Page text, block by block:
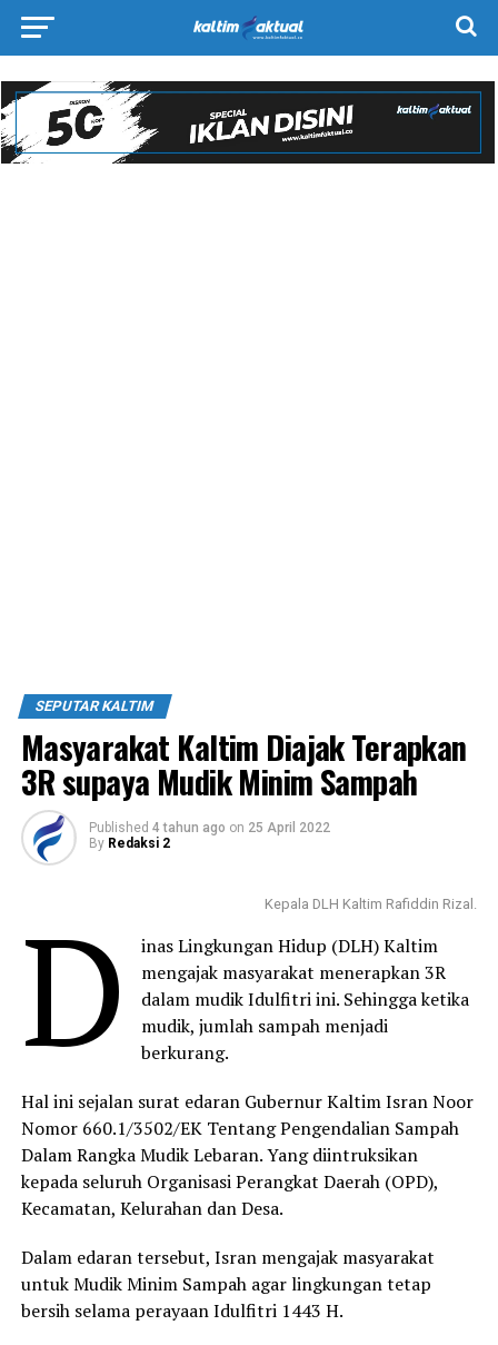
SEPUTAR KALTIM
Masyarakat Kaltim Diajak Terapkan
3R supaya Mudik Minim Sampah
Published 4 tahun ago on 25 April 2022
By Redaksi 2
Kepala DLH Kaltim Rafiddin Rizal.
D
inas Lingkungan Hidup (DLH) Kaltim
mengajak masyarakat menerapkan 3R
dalam mudik Idulfitri ini. Sehingga ketika
mudik, jumlah sampah menjadi
berkurang.
Hal ini sejalan surat edaran Gubernur Kaltim Isran Noor
Nomor 660.1/3502/EK Tentang Pengendalian Sampah
Dalam Rangka Mudik Lebaran. Yang diintruksikan
kepada seluruh Organisasi Perangkat Daerah (OPD),
Kecamatan, Kelurahan dan Desa.
Dalam edaran tersebut, Isran mengajak masyarakat
untuk Mudik Minim Sampah agar lingkungan tetap
bersih selama perayaan Idulfitri 1443 H.